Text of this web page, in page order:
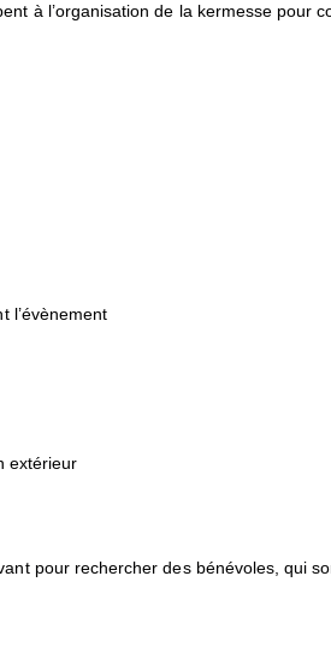
à l’organisation de la kermesse pour
l’évènement
extérieur
pour rechercher des bénévoles, qui